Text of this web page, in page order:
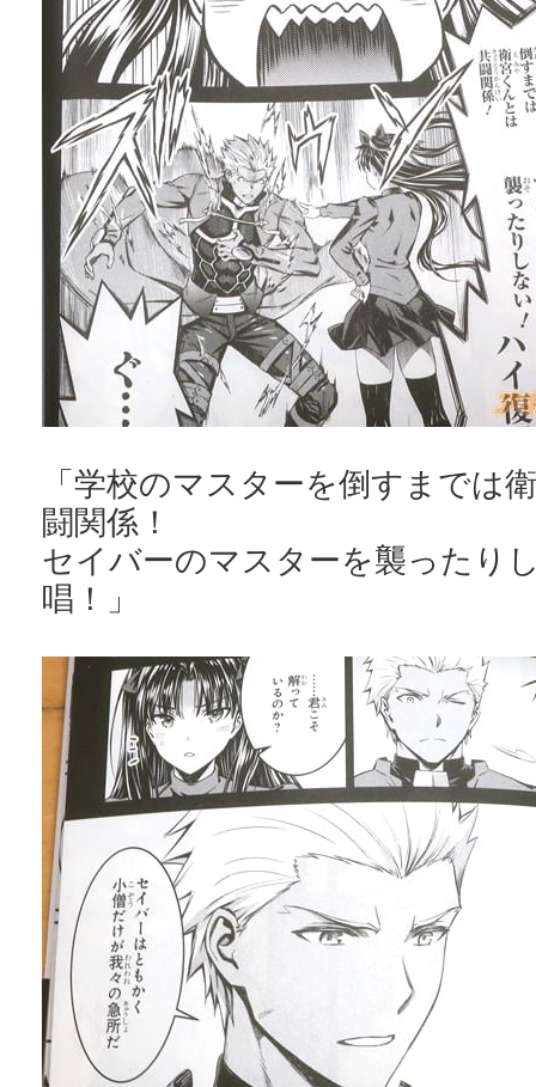
「学校のマスターを倒すまでは
闘関係！
セイバーのマスターを襲ったり
唱！」